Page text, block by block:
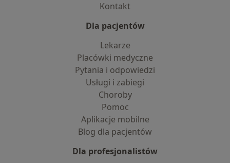
Kontakt
Dla pacjentów
Lekarze
Placówki medyczne
Pytania i odpowiedzi
Usługi i zabiegi
Choroby
Pomoc
Aplikacje mobilne
Blog dla pacjentów
Dla profesjonalistów